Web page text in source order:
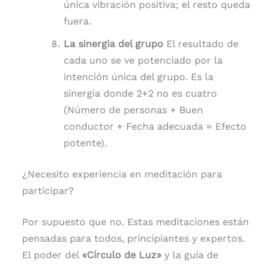
única vibración positiva; el resto queda
fuera.
La sinergia del grupo El resultado de
cada uno se ve potenciado por la
intención única del grupo. Es la
sinergia donde 2+2 no es cuatro
(Número de personas + Buen
conductor + Fecha adecuada = Efecto
potente).
¿Necesito experiencia en meditación para
participar?
Por supuesto que no. Estas meditaciones están
pensadas para todos, principiantes y expertos.
El poder del «Círculo de Luz» y la guía de